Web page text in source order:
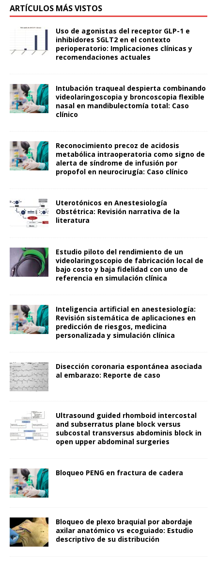
ARTÍCULOS MÁS VISTOS
Uso de agonistas del receptor GLP-1 e
inhibidores SGLT2 en el contexto
perioperatorio: Implicaciones clínicas y
recomendaciones actuales
Intubación traqueal despierta combinando
videolaringoscopia y broncoscopia flexible
nasal en mandibulectomía total: Caso
clínico
Reconocimiento precoz de acidosis
metabólica intraoperatoria como signo de
alerta de síndrome de infusión por
propofol en neurocirugía: Caso clínico
Uterotónicos en Anestesiología
Obstétrica: Revisión narrativa de la
literatura
Estudio piloto del rendimiento de un
videolaringoscopio de fabricación local de
bajo costo y baja fidelidad con uno de
referencia en simulación clínica
Inteligencia artificial en anestesiología:
Revisión sistemática de aplicaciones en
predicción de riesgos, medicina
personalizada y simulación clínica
Disección coronaria espontánea asociada
al embarazo: Reporte de caso
Ultrasound guided rhomboid intercostal
and subserratus plane block versus
subcostal transversus abdominis block in
open upper abdominal surgeries
Bloqueo PENG en fractura de cadera
Bloqueo de plexo braquial por abordaje
axilar anatómico vs ecoguiado: Estudio
descriptivo de su distribución